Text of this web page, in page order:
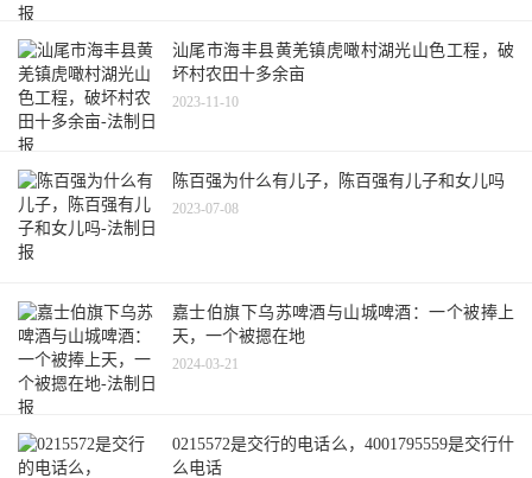
汕尾市海丰县黄羌镇虎噉村湖光山色工程，破
坏村农田十多余亩
2023-11-10
陈百强为什么有儿子，陈百强有儿子和女儿吗
2023-07-08
嘉士伯旗下乌苏啤酒与山城啤酒：一个被捧上
天，一个被摁在地
2024-03-21
0215572是交行的电话么，4001795559是交行什
么电话